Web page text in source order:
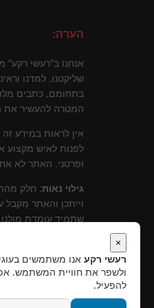
הערה:
אנחנו ב"רעשי רקע"
שליקטנו, למדנו
בתחומם, כתבים
המטרה להעשיר את
אין לראות במידע
לפנות לאיש מקצוע
ופרטני. האתר לא
גילוי נאות: חלק
וייתכן והאתר מקבל
שתמיד עומדת
שירותים ומוצרים
×
רעשי רקע אנו משתמשים
ולשפר את חוויית המשתמש.
להפעיל.